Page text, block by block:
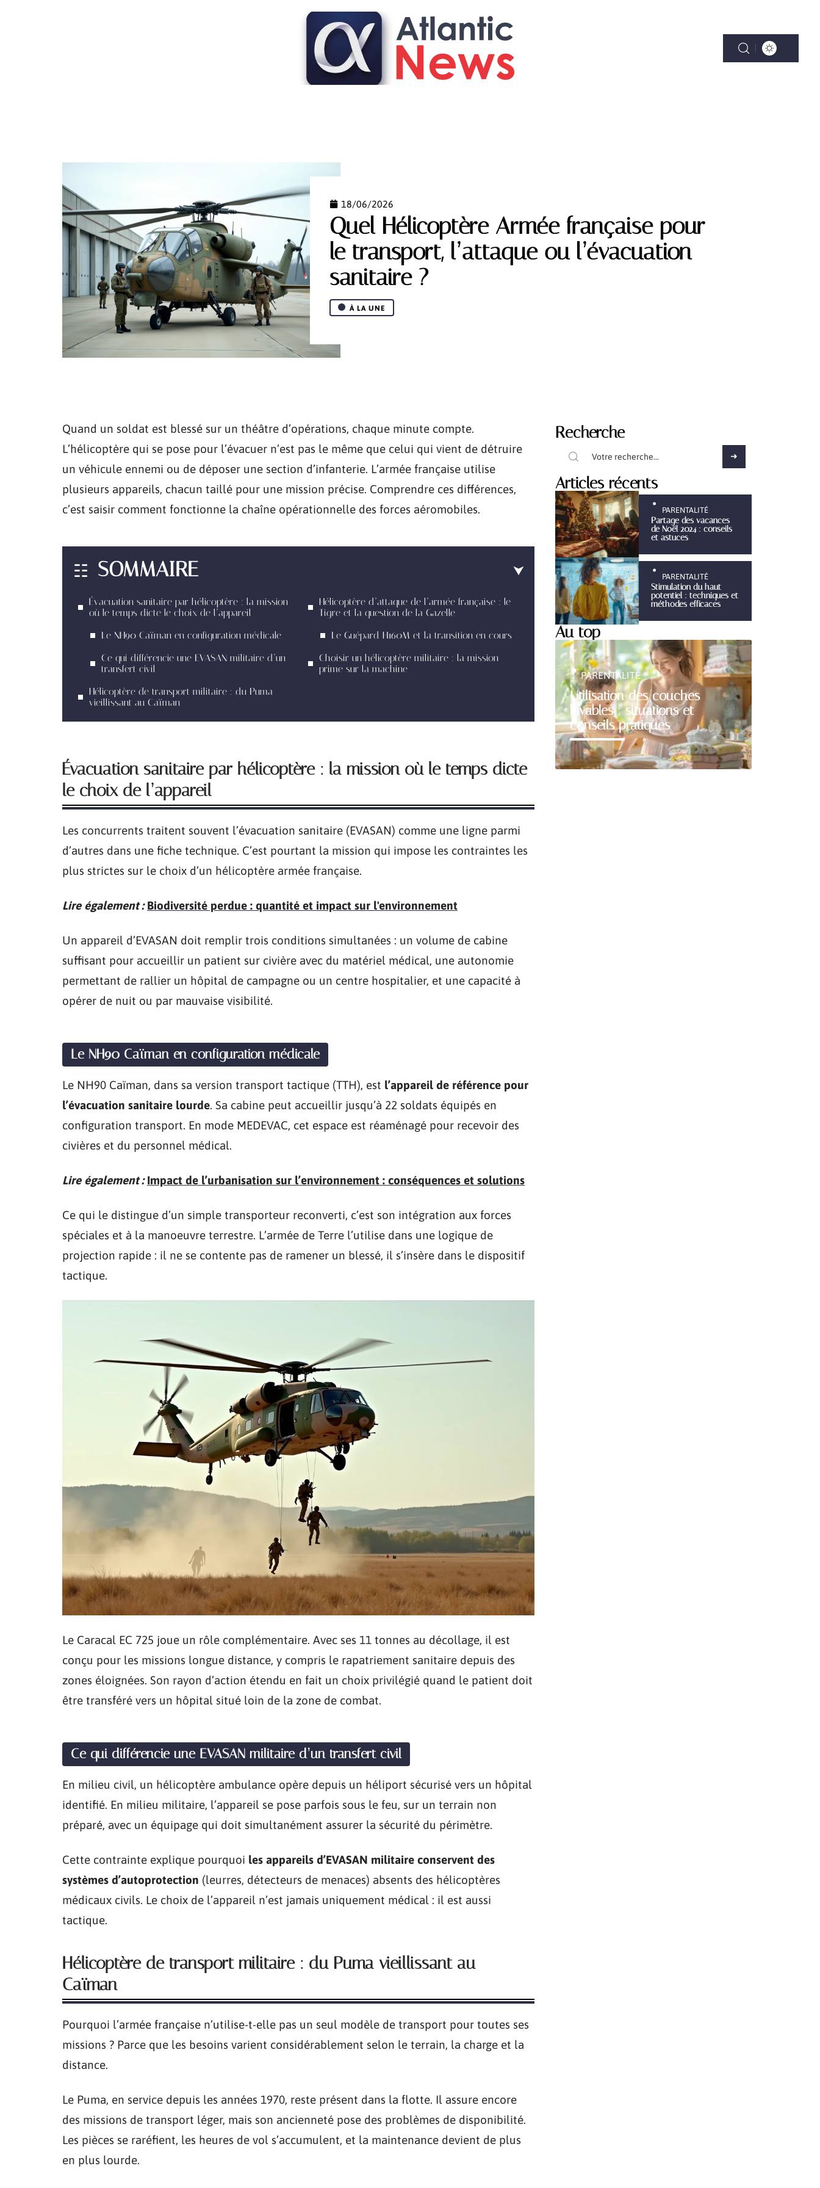
18/06/2026
Quel Hélicoptère Armée française pour
le transport, l’attaque ou l’évacuation
sanitaire ?
À LA UNE
Quand un soldat est blessé sur un théâtre d’opérations, chaque minute compte.
L’hélicoptère qui se pose pour l’évacuer n’est pas le même que celui qui vient de détruire
un véhicule ennemi ou de déposer une section d’infanterie. L’armée française utilise
plusieurs appareils, chacun taillé pour une mission précise. Comprendre ces différences,
c’est saisir comment fonctionne la chaîne opérationnelle des forces aéromobiles.
SOMMAIRE
Évacuation sanitaire par hélicoptère : la mission
où le temps dicte le choix de l’appareil
Le NH90 Caïman en configuration médicale
Ce qui différencie une EVASAN militaire d’un
transfert civil
Hélicoptère de transport militaire : du Puma
vieillissant au Caïman
Hélicoptère d’attaque de l’armée française : le
Tigre et la question de la Gazelle
Le Guépard H160M et la transition en cours
Choisir un hélicoptère militaire : la mission
prime sur la machine
Évacuation sanitaire par hélicoptère : la mission où le temps dicte
le choix de l’appareil
Les concurrents traitent souvent l’évacuation sanitaire (EVASAN) comme une ligne parmi
d’autres dans une fiche technique. C’est pourtant la mission qui impose les contraintes les
plus strictes sur le choix d’un hélicoptère armée française.
Lire également : Biodiversité perdue : quantité et impact sur l'environnement
Un appareil d’EVASAN doit remplir trois conditions simultanées : un volume de cabine
suffisant pour accueillir un patient sur civière avec du matériel médical, une autonomie
permettant de rallier un hôpital de campagne ou un centre hospitalier, et une capacité à
opérer de nuit ou par mauvaise visibilité.
Le NH90 Caïman en configuration médicale
Le NH90 Caïman, dans sa version transport tactique (TTH), est l’appareil de référence pour
l’évacuation sanitaire lourde. Sa cabine peut accueillir jusqu’à 22 soldats équipés en
configuration transport. En mode MEDEVAC, cet espace est réaménagé pour recevoir des
civières et du personnel médical.
Lire également : Impact de l’urbanisation sur l’environnement : conséquences et solutions
Ce qui le distingue d’un simple transporteur reconverti, c’est son intégration aux forces
spéciales et à la manoeuvre terrestre. L’armée de Terre l’utilise dans une logique de
projection rapide : il ne se contente pas de ramener un blessé, il s’insère dans le dispositif
tactique.
Le Caracal EC 725 joue un rôle complémentaire. Avec ses 11 tonnes au décollage, il est
conçu pour les missions longue distance, y compris le rapatriement sanitaire depuis des
zones éloignées. Son rayon d’action étendu en fait un choix privilégié quand le patient doit
être transféré vers un hôpital situé loin de la zone de combat.
Ce qui différencie une EVASAN militaire d’un transfert civil
En milieu civil, un hélicoptère ambulance opère depuis un héliport sécurisé vers un hôpital
identifié. En milieu militaire, l’appareil se pose parfois sous le feu, sur un terrain non
préparé, avec un équipage qui doit simultanément assurer la sécurité du périmètre.
Cette contrainte explique pourquoi les appareils d’EVASAN militaire conservent des
systèmes d’autoprotection (leurres, détecteurs de menaces) absents des hélicoptères
médicaux civils. Le choix de l’appareil n’est jamais uniquement médical : il est aussi
tactique.
Hélicoptère de transport militaire : du Puma vieillissant au
Caïman
Pourquoi l’armée française n’utilise-t-elle pas un seul modèle de transport pour toutes ses
missions ? Parce que les besoins varient considérablement selon le terrain, la charge et la
distance.
Le Puma, en service depuis les années 1970, reste présent dans la flotte. Il assure encore
des missions de transport léger, mais son ancienneté pose des problèmes de disponibilité.
Les pièces se raréfient, les heures de vol s’accumulent, et la maintenance devient de plus
en plus lourde.
Recherche
Articles récents
PARENTALITÉ
Partage des vacances
de Noël 2024 : conseils
et astuces
PARENTALITÉ
Stimulation du haut
potentiel : techniques et
méthodes efficaces
Au top
Utilisation des couches
lavables : situations et
conseils pratiques
PARENTALITÉ